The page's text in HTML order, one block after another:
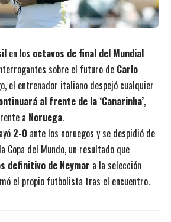
en los octavos de final del Mundial
sobre el futuro de Carlo
el entrenador italiano despejó cualquier
al frente de la ‘Canarinha’,
a Noruega.
2-0 ante los noruegos y se despidió de
Copa del Mundo, un resultado que
definitivo de Neymar a la selección
el propio futbolista tras el encuentro.